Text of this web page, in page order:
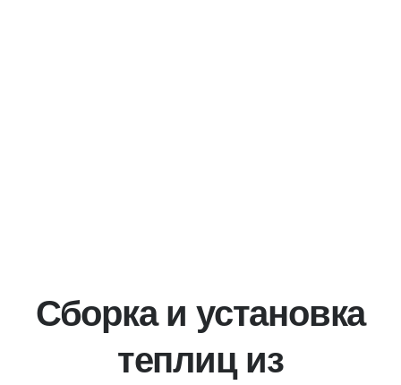
Сборка и установка
теплиц из